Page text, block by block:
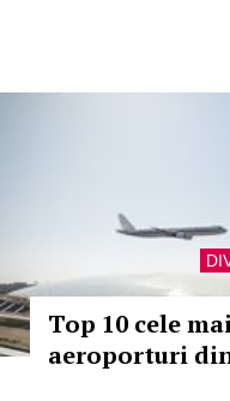
Top 10 cele
aeroporturi